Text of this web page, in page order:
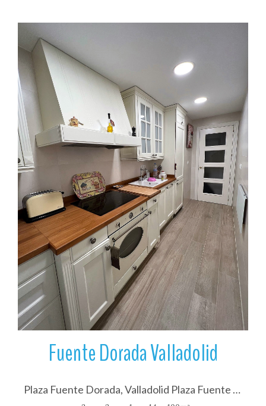
Ver
Fuente Dorada Valladolid
Plaza Fuente Dorada, Valladolid Plaza Fuente Dorada